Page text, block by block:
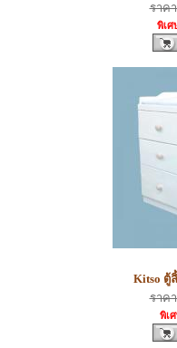
ราค
พิเศ
Kitso ตู้
ราค
พิเ